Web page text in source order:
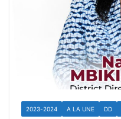
2023-2024 A LA UNE DD